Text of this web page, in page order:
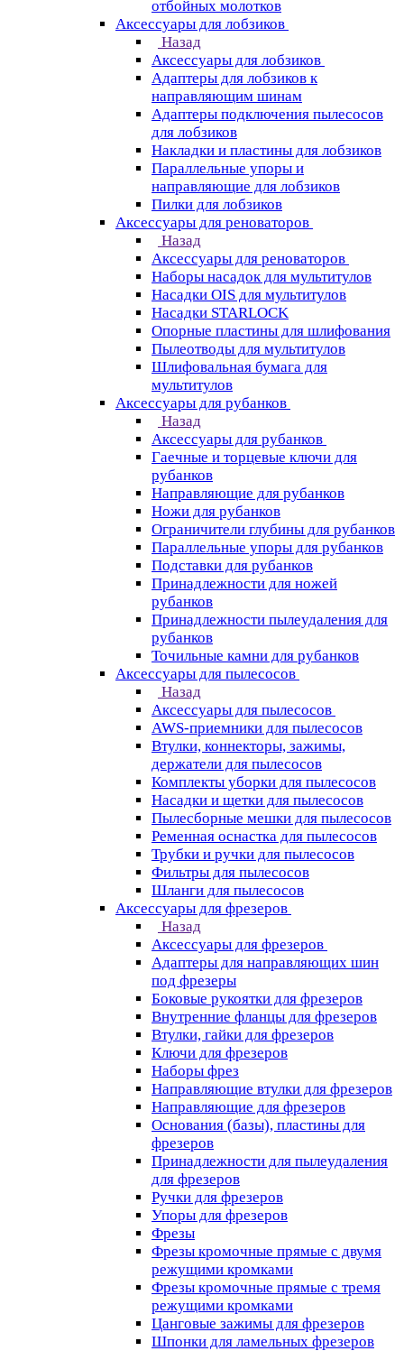
отбойных молотков
Аксессуары для лобзиков
Назад
Аксессуары для лобзиков
Адаптеры для лобзиков к
направляющим шинам
Адаптеры подключения пылесосов
для лобзиков
Накладки и пластины для лобзиков
Параллельные упоры и
направляющие для лобзиков
Пилки для лобзиков
Аксессуары для реноваторов
Назад
Аксессуары для реноваторов
Наборы насадок для мультитулов
Насадки OIS для мультитулов
Насадки STARLOCK
Опорные пластины для шлифования
Пылеотводы для мультитулов
Шлифовальная бумага для
мультитулов
Аксессуары для рубанков
Назад
Аксессуары для рубанков
Гаечные и торцевые ключи для
рубанков
Направляющие для рубанков
Ножи для рубанков
Ограничители глубины для рубанков
Параллельные упоры для рубанков
Подставки для рубанков
Принадлежности для ножей
рубанков
Принадлежности пылеудаления для
рубанков
Точильные камни для рубанков
Аксессуары для пылесосов
Назад
Аксессуары для пылесосов
AWS-приемники для пылесосов
Втулки, коннекторы, зажимы,
держатели для пылесосов
Комплекты уборки для пылесосов
Насадки и щетки для пылесосов
Пылесборные мешки для пылесосов
Ременная оснастка для пылесосов
Трубки и ручки для пылесосов
Фильтры для пылесосов
Шланги для пылесосов
Аксессуары для фрезеров
Назад
Аксессуары для фрезеров
Адаптеры для направляющих шин
под фрезеры
Боковые рукоятки для фрезеров
Внутренние фланцы для фрезеров
Втулки, гайки для фрезеров
Ключи для фрезеров
Наборы фрез
Направляющие втулки для фрезеров
Направляющие для фрезеров
Основания (базы), пластины для
фрезеров
Принадлежности для пылеудаления
для фрезеров
Ручки для фрезеров
Упоры для фрезеров
Фрезы
Фрезы кромочные прямые с двумя
режущими кромками
Фрезы кромочные прямые с тремя
режущими кромками
Цанговые зажимы для фрезеров
Шпонки для ламельных фрезеров